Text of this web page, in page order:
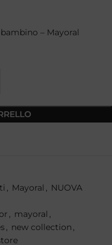
– Mayoral
, Mayoral , NUOVA
, mayoral ,
, new collection ,